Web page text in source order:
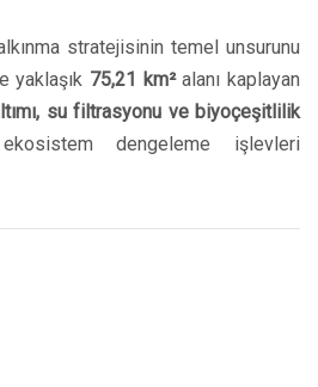
stratejisinin temel unsurunu
yaklaşık 75,21 km²alanı kaplayan
su filtrasyonu ve biyoçeşitlilik
dengeleme işlevleri